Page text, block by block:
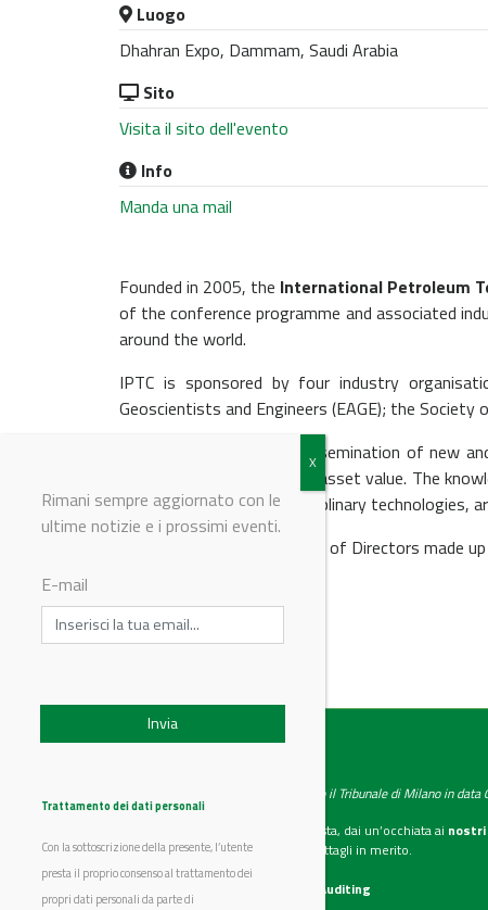
Luogo
Dhahran Expo, Dammam, Saudi Arabia
Sito
Visita il sito dell'evento
Info
Manda una mail
Founded in 2005, the International Petroleum
of the conference programme and associated
around the world.
IPTC is sponsored by four industry
Geoscientists and Engineers (EAGE); the
IPTC is focused on the dissemination of new
value chain and maximising asset value. The
the spectrum of multi-disciplinary technologies,
IPTC is governed by a Board of Directors
© Riproduzione riservata
Testata giornalistica registrata presso il Tribunale di Milano in
Se vuoi diventare nostro inserzionista, dai un’occhiata ai
Scarica il mediakitper maggiori dettagli in merito.
CSST WebAuditing
Rimani sempre aggiornato con le
ultime notizie e i prossimi eventi.
E-mail
Trattamento dei dati personali
Con la sottoscrizione della presente, l’utente
presta il proprio consenso al trattamento dei
propri dati personali da parte di